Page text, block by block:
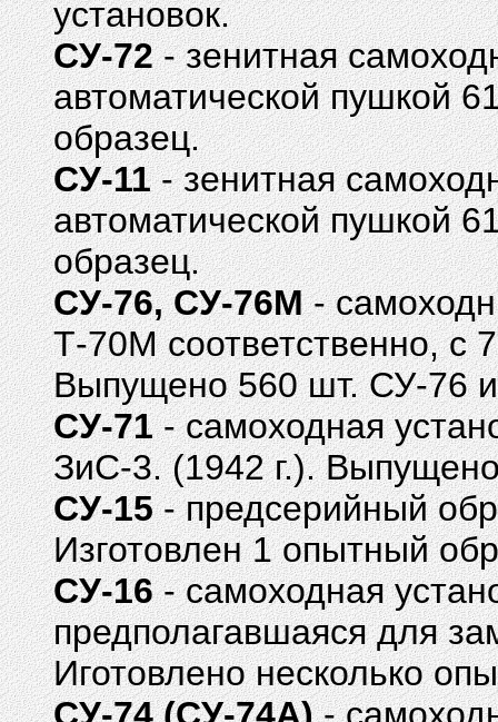
установок.
СУ-72- зенитная
автоматической пушкой
образец.
СУ-11- зенитная
автоматической пушкой
образец.
СУ-76, СУ-76М-
Т-70М соответственно, с
Выпущено 560 шт. СУ-76
СУ-71- самоходная
ЗиС-3. (1942 г.).
СУ-15- предсерийный
Изготовлен 1 опытный
СУ-16- самоходная
предполагавшаяся для
Иготовлено несколько